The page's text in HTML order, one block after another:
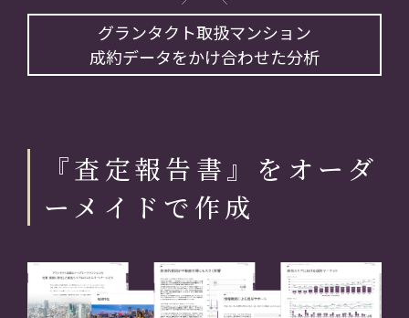
グランタクト取扱マンション
成約データをかけ合わせた分析
『査定報告書』をオーダ
ーメイドで作成